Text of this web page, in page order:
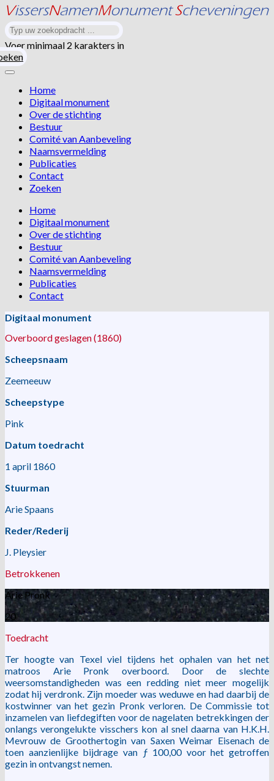
Voer minimaal 2 karakters in
Home
Digitaal monument
Over de stichting
Bestuur
Comité van Aanbeveling
Naamsvermelding
Publicaties
Contact
Zoeken
Home
Digitaal monument
Over de stichting
Bestuur
Comité van Aanbeveling
Naamsvermelding
Publicaties
Contact
Digitaal monument
Overboord geslagen (1860)
Scheepsnaam
Zeemeeuw
Scheepstype
Pink
Datum toedracht
1 april 1860
Stuurman
Arie Spaans
Reder/Rederij
J. Pleysier
Betrokkenen
Arie Pronk
20
Toedracht
Ter hoogte van Texel viel tijdens het ophalen van het net
matroos Arie Pronk overboord. Door de slechte
weersomstandigheden was een redding niet meer mogelijk
zodat hij verdronk. Zijn moeder was weduwe en had daarbij de
kostwinner van het gezin Pronk verloren. De Commissie tot
inzamelen van liefdegiften voor de nagelaten betrekkingen der
onlangs verongelukte visschers kon al snel daarna van H.K.H.
Mevrouw de Groothertogin van Saxen Weimar Eisenach de
toen aanzienlijke bijdrage van ƒ 100,00 voor het getroffen
gezin in ontvangst nemen.